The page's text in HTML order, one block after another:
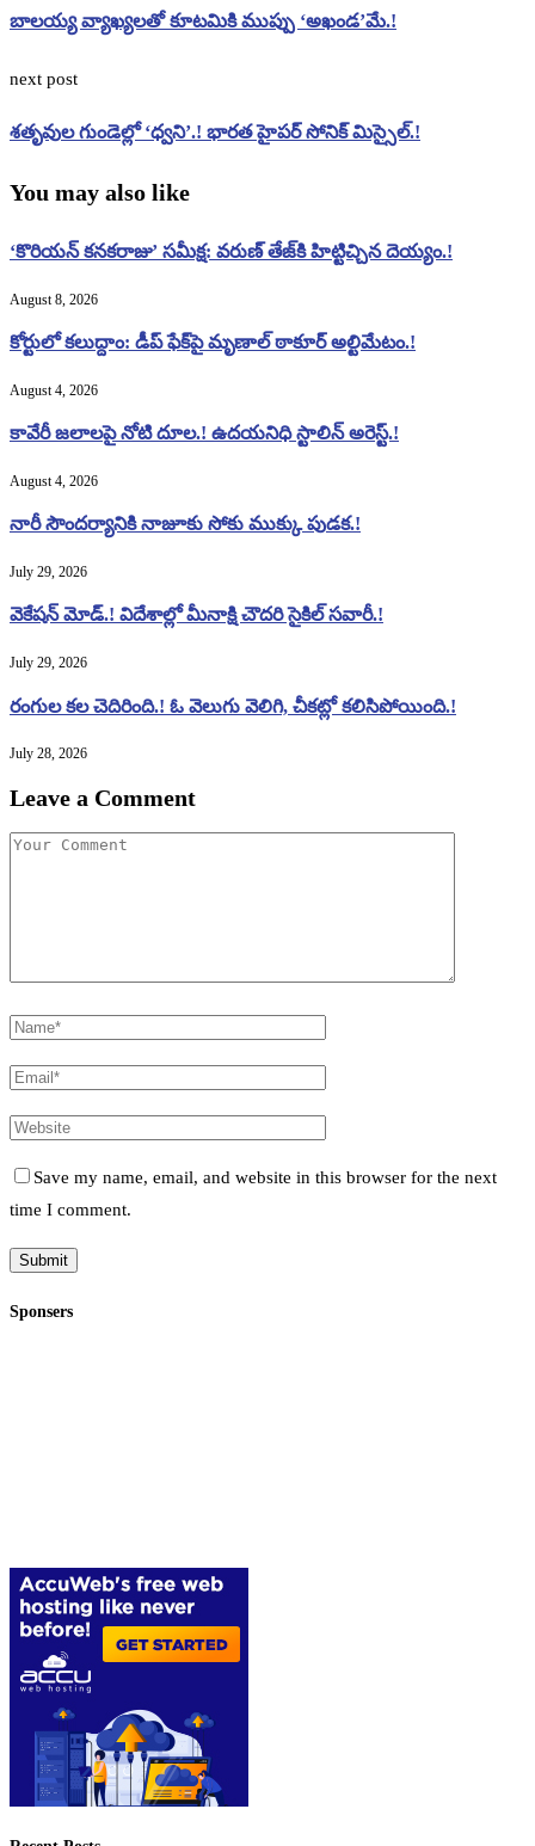
బాలయ్య వ్యాఖ్యలతో కూటమికి ముప్పు ‘అఖండ’మే.!
next post
శతృవుల గుండెల్లో ‘ధ్వని’.! భారత హైపర్ సోనిక్ మిస్సైల్.!
You may also like
‘కొరియన్ కనకరాజు’ సమీక్ష: వరుణ్ తేజ్‌కి హిట్టిచ్చిన దెయ్యం.!
August 8, 2026
కోర్టులో కలుద్దాం: డీప్ ఫేక్‌పై మృణాల్ ఠాకూర్ అల్టిమేటం.!
August 4, 2026
కావేరీ జలాలపై నోటి దూల.! ఉదయనిధి స్టాలిన్ అరెస్ట్.!
August 4, 2026
నారీ సౌందర్యానికి నాజూకు సోకు ముక్కు పుడక.!
July 29, 2026
వెకేషన్ మోడ్.! విదేశాల్లో మీనాక్షి చౌదరి సైకిల్ సవారీ.!
July 29, 2026
రంగుల కల చెదిరింది.! ఓ వెలుగు వెలిగి, చీకట్లో కలిసిపోయింది.!
July 28, 2026
Leave a Comment
Save my name, email, and website in this browser for the next
time I comment.
Sponsers